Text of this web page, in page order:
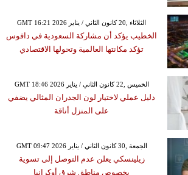
GMT 16:21 2026 الثلاثاء ,20 كانون الثاني / يناير
الخطيب يؤكد أن مشاركة السعودية في دافوس
تؤكد مكانتها العالمية وتحولها الاقتصادي
GMT 18:46 2026 الخميس ,22 كانون الثاني / يناير
دليل عملي لاختيار لون الجدران المثالي يضفي
على المنزل أناقة
GMT 09:47 2026 الجمعة ,30 كانون الثاني / يناير
زيلينسكي يعلن عدم التوصل إلى تسوية
بخصوص مناطق شرق أوكرانيا